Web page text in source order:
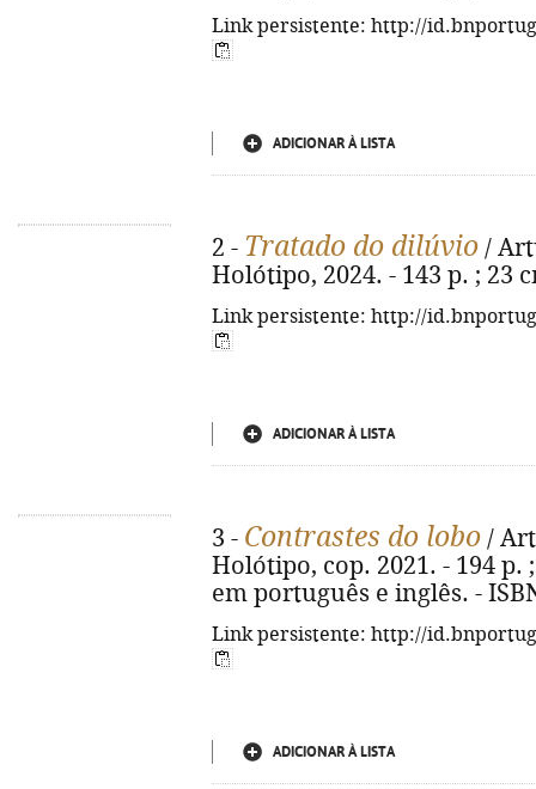
Link persistente: http://
ADICIONAR À LISTA
2 - Tratado do dilúvio /
Holótipo, 2024. - 143 p. ; 23
Link persistente: http://
ADICIONAR À LISTA
3 - Contrastes do lobo /
Holótipo, cop. 2021. - 194 p.
em português e inglês. -
Link persistente: http://
ADICIONAR À LISTA